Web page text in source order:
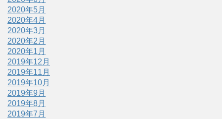
2020年5月
2020年4月
2020年3月
2020年2月
2020年1月
2019年12月
2019年11月
2019年10月
2019年9月
2019年8月
2019年7月